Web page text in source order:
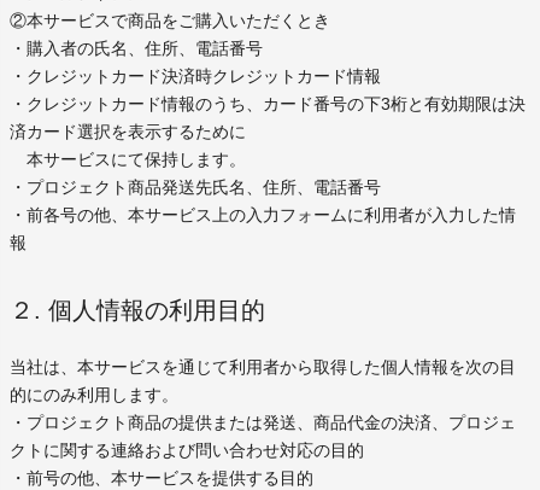
②本サービスで商品をご購入いただくとき
・購入者の氏名、住所、電話番号
・クレジットカード決済時クレジットカード情報
・クレジットカード情報のうち、カード番号の下3桁と有効期限は決
済カード選択を表示するために
本サービスにて保持します。
・プロジェクト商品発送先氏名、住所、電話番号
・前各号の他、本サービス上の入力フォームに利用者が入力した情
報
２. 個人情報の利用目的
当社は、本サービスを通じて利用者から取得した個人情報を次の目
的にのみ利用します。
・プロジェクト商品の提供または発送、商品代金の決済、プロジェ
クトに関する連絡および問い合わせ対応の目的
・前号の他、本サービスを提供する目的